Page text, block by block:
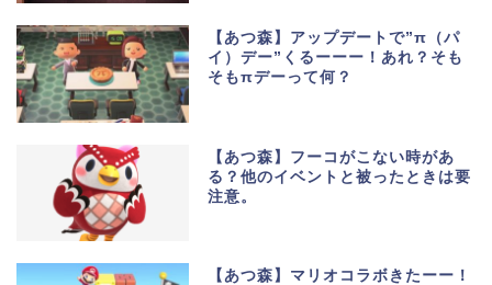
【あつ森】アップデートで”π（パ
イ）デー”くるーーー！あれ？そも
そもπデーって何？
【あつ森】フーコがこない時があ
る？他のイベントと被ったときは要
注意。
【あつ森】マリオコラボきたーー！